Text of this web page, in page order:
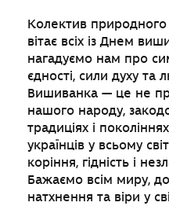
Колектив природного
вітає всіх із Днем
нагадуємо нам про
єдності, сили духу та
Вишиванка — це не
нашого народу,
традиціях і
українців у всьому
коріння, гідність і
Бажаємо всім миру,
натхнення та віри у